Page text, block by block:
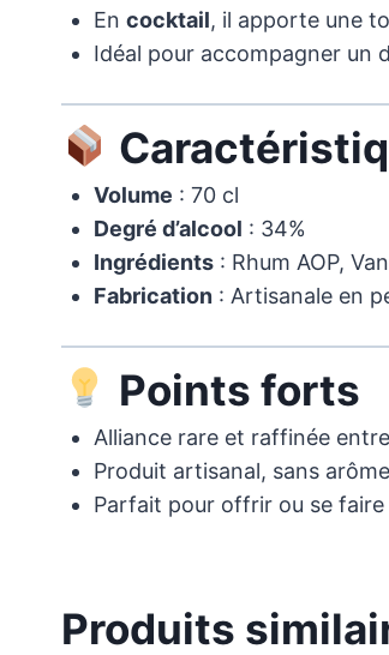
En cocktail, il apporte une
Idéal pour accompagner un
Volume : 70 cl
Degré d’alcool : 34%
Ingrédients : Rhum AOP,
Fabrication : Artisanale en
Points forts
Alliance rare et raffinée
Produit artisanal, sans
Parfait pour offrir ou se faire
Produits